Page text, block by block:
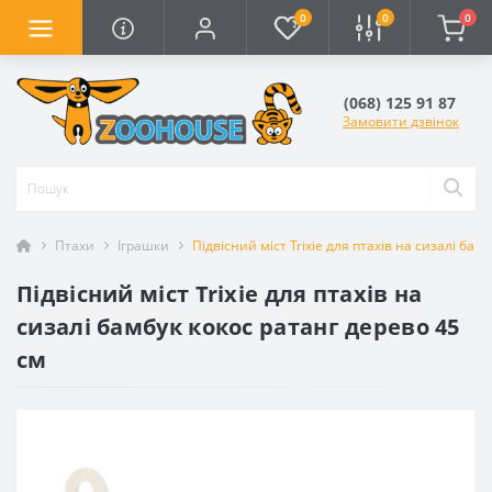
0 0 0
(068) 125 91 87
Замовити дзвінок
Птахи Іграшки Підвісний міст Trixie для птахів на сизалі
Підвісний міст Trixie для птахів на
сизалі бамбук кокос ратанг дерево 45
см